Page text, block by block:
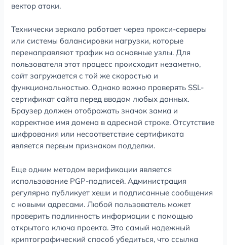
вектор атаки.
Технически зеркало работает через прокси-серверы
или системы балансировки нагрузки, которые
перенаправляют трафик на основные узлы. Для
пользователя этот процесс происходит незаметно,
сайт загружается с той же скоростью и
функциональностью. Однако важно проверять SSL-
сертификат сайта перед вводом любых данных.
Браузер должен отображать значок замка и
корректное имя домена в адресной строке. Отсутствие
шифрования или несоответствие сертификата
является первым признаком подделки.
Еще одним методом верификации является
использование PGP-подписей. Администрация
регулярно публикует хеши и подписанные сообщения
с новыми адресами. Любой пользователь может
проверить подлинность информации с помощью
открытого ключа проекта. Это самый надежный
криптографический способ убедиться, что ссылка